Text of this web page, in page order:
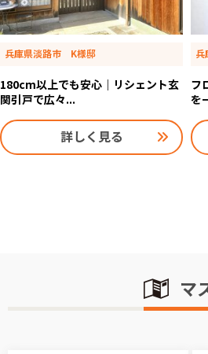
兵庫県淡路市 K様邸
180cm以上でも安心｜リシェント玄
関引戸で広々...
詳しく見る
フ
を
マ